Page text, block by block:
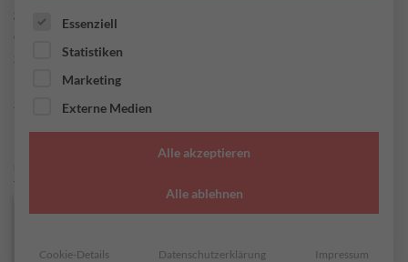
einfach zu verarbeiten: Unser Polyester-Elastan
Seidenjersey ist wirklich ein “Traum-Stoff”. Haben wir
Dich neugierig gemacht, was den Polyester-Elastan
Seidenjersey ausmacht und welche Vorteile der Stoff
ES FOLGT EINE LISTE DER SERVICE-GRUPPEN, FÜR
Essenziell
Statistiken
Marketing
Externe Medien
Alle akzeptieren
Alle ablehnen
Cookie-Details Datenschutzerklärung Impressum